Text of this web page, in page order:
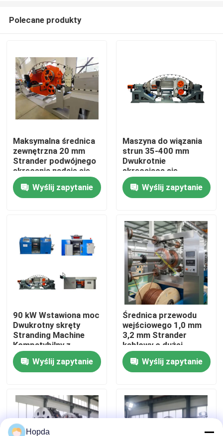
Do domu
Produkty
O nas
Wycieczka po fabryce
Skontaktuj się z nami
Nowości
Sprawy
Poproś o wycenę
Polecane produkty
Maksymalna średnica
zewnętrzna 20 mm
Strander podwójnego
skręcenia nadaje się
do skręcania drutu
1250 rolki i produkcji
kabli przemysłowych
Wyślij zapytanie
Maszyna do wiązania
strun 35-400 mm
Dwukrotnie
skręcająca się
maszyna do wiązania
strun, wspierająca
1250 rol i codzienną
kW, przeznaczona do
produkcji drutu
kablowego
Wyślij zapytanie
90 kW Wstawiona moc
Dwukrotny skręty
Stranding Machine
Kompatybilny z
Stranded Sekcja 35
do 70mm2 Węzeł
1250mm średnica
Wyślij zapytanie
Średnica przewodu
wejściowego 1,0 mm
3,2 mm Strander
kablowy o dużej
prędkości o
codziennej mocy 15
kW do produkcji kabli
Wyślij zapytanie
Hopda